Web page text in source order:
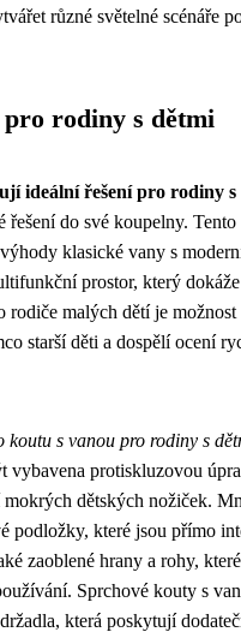
různé světelné scénáře
pro rodiny s dětmi
ideální řešení pro rodiny s
řešení do své koupelny.
klasické vany s
prostor, který
rodiče malých dětí je
starší děti a dospělí ocení
koutu s vanou pro rodiny s
vybavena protiskluzovou
dětských nožiček.
podložky, které jsou přímo
zaoblené hrany a rohy,
Sprchové kouty s
která poskytují